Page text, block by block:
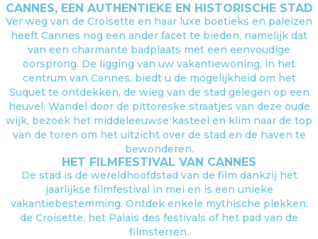
CANNES, EEN AUTHENTIEKE EN HISTORISCHE STAD
Ver weg van de Croisette en haar luxe boetieks en paleizen
heeft Cannes nog een ander facet te bieden, namelijk dat
van een charmante badplaats met een eenvoudige
oorsprong. De ligging van uw vakantiewoning, in het
centrum van Cannes, biedt u de mogelijkheid om het
Suquet te ontdekken, de wieg van de stad gelegen op een
heuvel. Wandel door de pittoreske straatjes van deze oude
wijk, bezoek het middeleeuwse kasteel en klim naar de top
van de toren om het uitzicht over de stad en de haven te
bewonderen.
HET FILMFESTIVAL VAN CANNES
De stad is de wereldhoofdstad van de film dankzij het
jaarlijkse filmfestival in mei en is een unieke
vakantiebestemming. Ontdek enkele mythische plekken:
de Croisette, het Palais des festivals of het pad van de
filmsterren.